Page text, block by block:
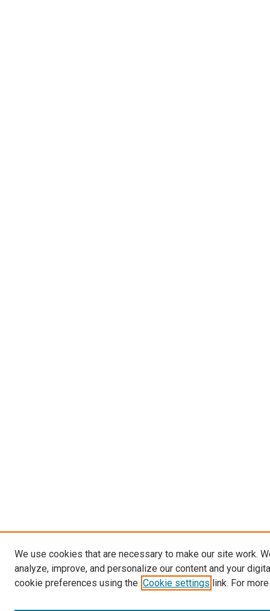
We use cookies that are necessary to make our site work.
analyze, improve, and personalize our content and your
cookie preferences using the Cookie settings link. For